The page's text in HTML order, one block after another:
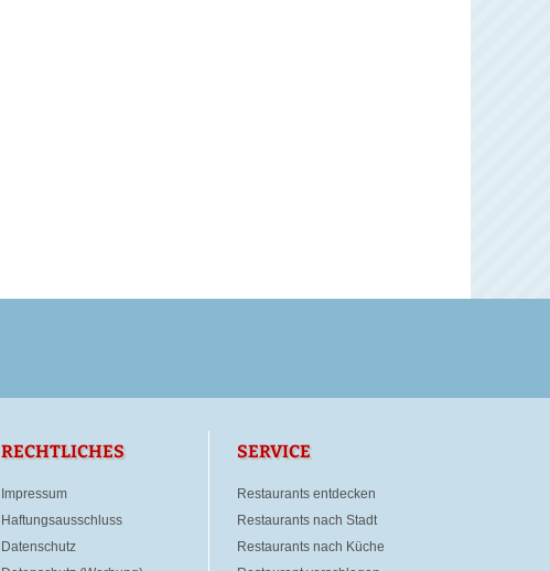
RECHTLICHES
Impressum
Haftungsausschluss
Datenschutz
SERVICE
Restaurants entdecken
Restaurants nach Stadt
Restaurants nach Küche